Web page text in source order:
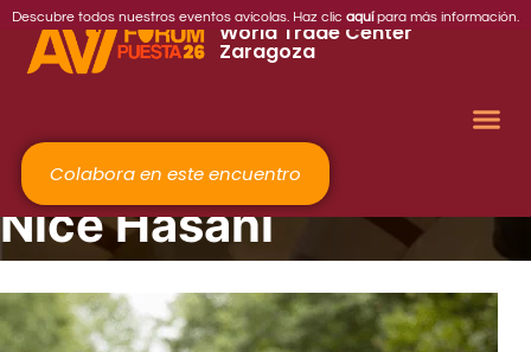
Descubre todos nuestros eventos avícolas. Haz clic aquípara más información.
2026
World Trade Center
Zaragoza
Colabora en este encuentro
Nice Hasani